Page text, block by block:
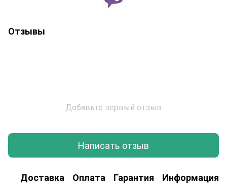
Отзывы
Добавьте первый отзыв
Написать отзыв
Доставка Оплата Гарантия Информация